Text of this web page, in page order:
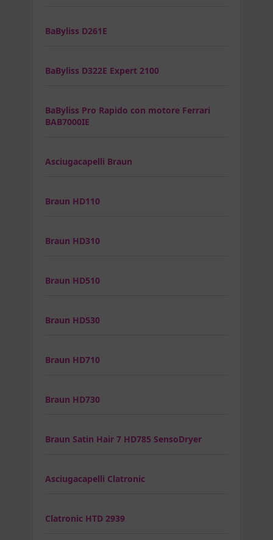
BaByliss D261E
BaByliss D322E Expert 2100
BaByliss Pro Rapido con motore Ferrari
BAB7000IE
Asciugacapelli Braun
Braun HD110
Braun HD310
Braun HD510
Braun HD530
Braun HD710
Braun HD730
Braun Satin Hair 7 HD785 SensoDryer
Asciugacapelli Clatronic
Clatronic HTD 2939